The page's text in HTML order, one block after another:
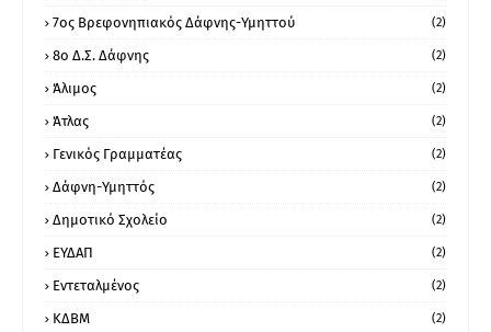
7ος Βρεφονηπιακός Δάφνης-Υμηττού (2)
8ο Δ.Σ. Δάφνης (2)
Άλιμος (2)
Άτλας (2)
Γενικός Γραμματέας (2)
Δάφνη-Υμηττός (2)
Δημοτικό Σχολείο (2)
ΕΥΔΑΠ (2)
Εντεταλμένος (2)
ΚΔΒΜ (2)